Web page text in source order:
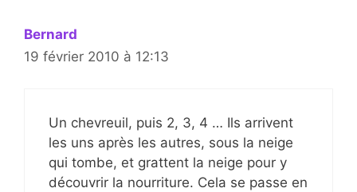
Bernard
19 février 2010 à 12:13
Un chevreuil, puis 2, 3, 4 … Ils arrivent
les uns après les autres, sous la neige
qui tombe, et grattent la neige pour y
découvrir la nourriture. Cela se passe en